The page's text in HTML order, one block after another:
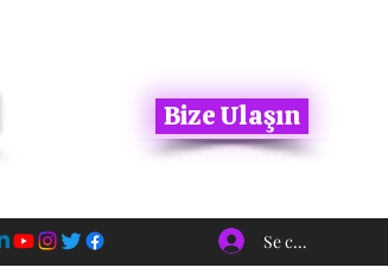
Bize Ulaşın
Se connecter